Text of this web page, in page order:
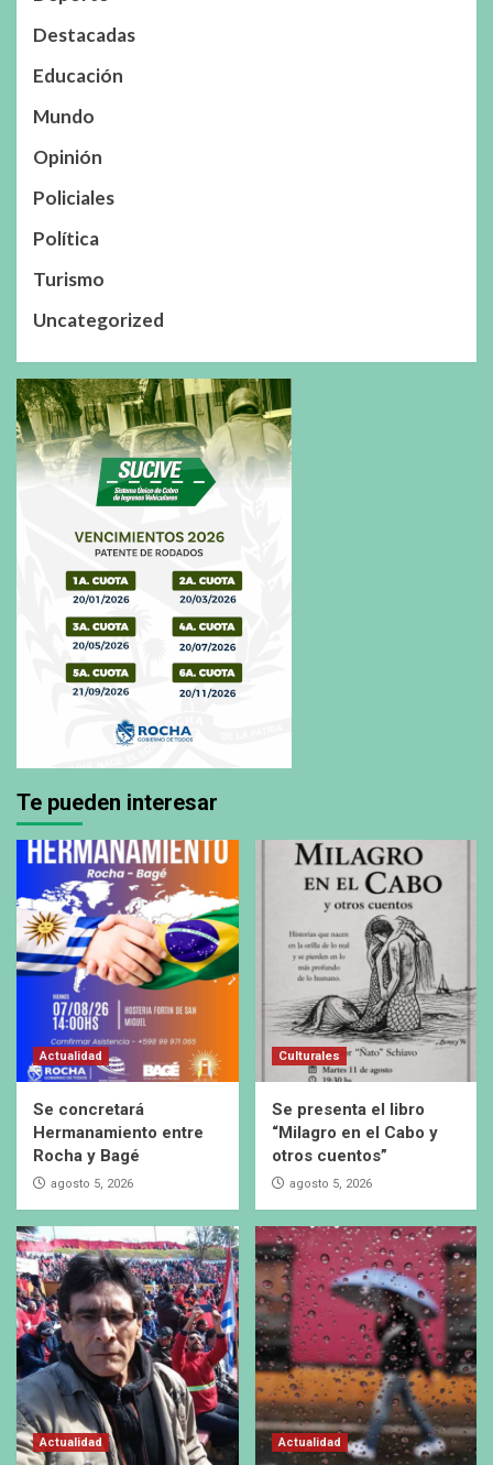
Destacadas
Educación
Mundo
Opinión
Policiales
Política
Turismo
Uncategorized
Te pueden interesar
Actualidad
Se concretará
Hermanamiento entre
Rocha y Bagé
agosto 5, 2026
Culturales
Se presenta el libro
“Milagro en el Cabo y
otros cuentos”
agosto 5, 2026
Actualidad Actualidad